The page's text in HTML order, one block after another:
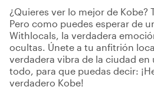
¿Quieres ver lo mejor de Kobe?
Pero como puedes esperar de
Withlocals, la verdadera
ocultas. Únete a tu anfitrión
verdadera vibra de la ciudad
todo, para que puedas decir:
verdadero Kobe!